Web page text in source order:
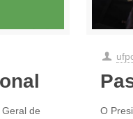
de
O